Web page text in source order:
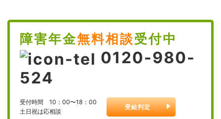
障害年金無料相談受付中
0120-980-
524
受付時間 10：00〜18：00
土日祝は応相談
受給判定